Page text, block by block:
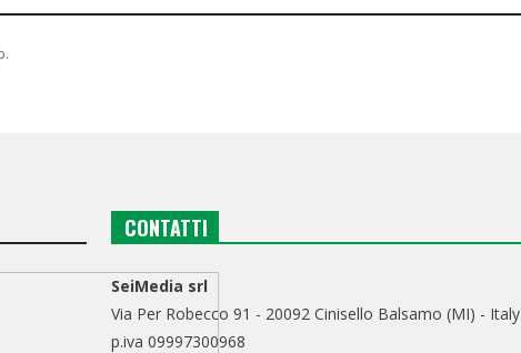
CONTATTI
SeiMedia srl
Via Per Robecco 91 - 20092 Cinisello Balsamo (MI) - Italy
p.iva 09997300968